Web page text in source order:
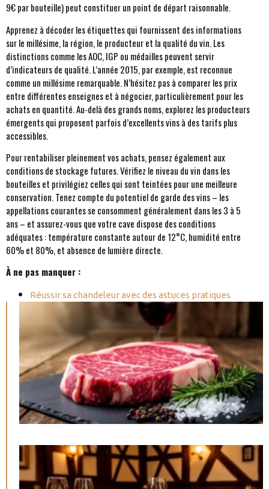
9€ par bouteille) peut constituer un point de départ raisonnable.
Apprenez à décoder les étiquettes qui fournissent des informations
sur le millésime, la région, le producteur et la qualité du vin. Les
distinctions comme les AOC, IGP ou médailles peuvent servir
d’indicateurs de qualité. L’année 2015, par exemple, est reconnue
comme un millésime remarquable. N’hésitez pas à comparer les prix
entre différentes enseignes et à négocier, particulièrement pour les
achats en quantité. Au-delà des grands noms, explorez les producteurs
émergents qui proposent parfois d’excellents vins à des tarifs plus
accessibles.
Pour rentabiliser pleinement vos achats, pensez également aux
conditions de stockage futures. Vérifiez le niveau du vin dans les
bouteilles et privilégiez celles qui sont teintées pour une meilleure
conservation. Tenez compte du potentiel de garde des vins – les
appellations courantes se consomment généralement dans les 3 à 5
ans – et assurez-vous que votre cave dispose des conditions
adéquates : température constante autour de 12°C, humidité entre
60% et 80%, et absence de lumière directe.
À ne pas manquer :
Réussir sa chandeleur avec des astuces pratiques